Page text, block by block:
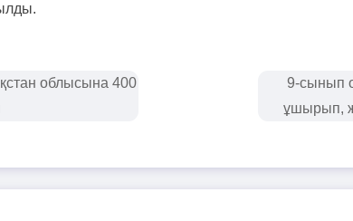
облысына 400
9-сынып
ұшырып,